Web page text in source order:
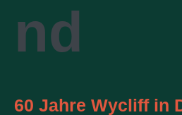
nd
60 Jahre Wycliff in